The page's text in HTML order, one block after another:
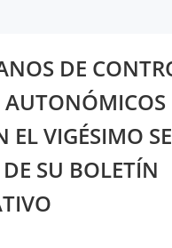
DE
AUTONÓMICOS
EL VIGÉSIMO
SU BOLETÍN